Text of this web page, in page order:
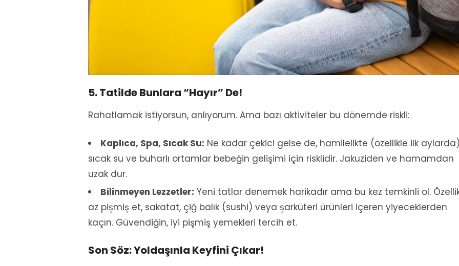
5. Tatilde Bunlara “Hayır” De!
Rahatlamak istiyorsun, anlıyorum. Ama bazı aktiviteler bu dönemde riskli:
Kaplıca, Spa, Sıcak Su: Ne kadar çekici gelse de, hamilelikte (özellikle ilk
sıcak su ve buharlı ortamlar bebeğin gelişimi için risklidir. Jakuziden ve hamamdan
uzak dur.
Bilinmeyen Lezzetler: Yeni tatlar denemek harikadır ama bu kez temkinli ol.
az pişmiş et, sakatat, çiğ balık (sushi) veya şarküteri ürünleri içeren yiyeceklerden
kaçın. Güvendiğin, iyi pişmiş yemekleri tercih et.
Son Söz: Yoldaşınla Keyfini Çıkar!